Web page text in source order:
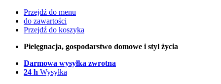
Przejdź do menu
do zawartości
Przejdź do koszyka
Pielęgnacja, gospodarstwo domowe i styl życia
Darmowa wysyłka zwrotna
24 h Wysyłka